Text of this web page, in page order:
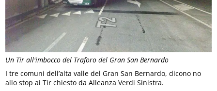
Un Tir all'imbocco del Traforo del Gran San Bernardo
I tre comuni dell’alta valle del Gran San Bernardo, dicono no
allo stop ai Tir chiesto da Alleanza Verdi Sinistra.